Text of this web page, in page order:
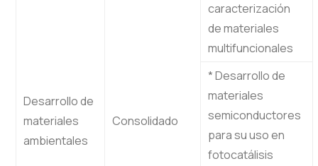
Desarrollo de
materiales
ambientales
Consolidado
caracterización
de materiales
multifuncionales
* Desarrollo de
materiales
semiconductores
para su uso en
fotocatálisis